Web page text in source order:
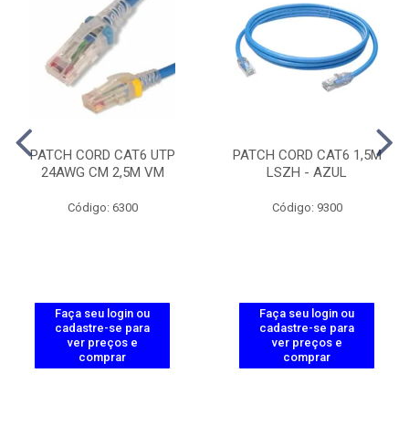
PATCH CORD CAT6 UTP
24AWG CM 2,5M VM
Código: 6300
Faça seu login ou
cadastre-se para
ver preços e
comprar
PATCH CORD CAT6 1,5M
LSZH - AZUL
Código: 9300
Faça seu login ou
cadastre-se para
ver preços e
comprar